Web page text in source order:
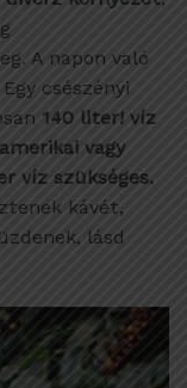
A napon való
csészényi
140 liter! víz
vagy
víz szükséges.
kávét,
lásd